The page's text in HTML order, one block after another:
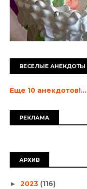
ВЕСЕЛЫЕ АНЕКДОТЫ
Еще 10 анекдотов!...
РЕКЛАМА
АРХИВ
► 2023 (116)